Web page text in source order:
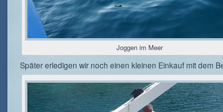
Joggen im Meer
Später erledigen wir noch einen kleinen Einkauf mit dem